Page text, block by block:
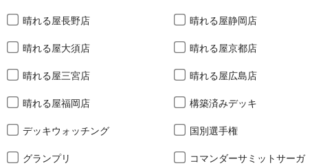
晴れる屋長野店 晴れる屋静岡店
晴れる屋大須店 晴れる屋京都店
晴れる屋三宮店 晴れる屋広島店
晴れる屋福岡店 構築済みデッキ
デッキウォッチング 国別選手権
グランプリ コマンダーサミットサーガ